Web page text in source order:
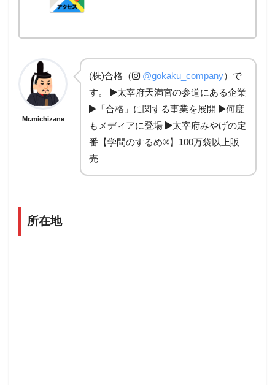
Mr.michizane
(株)合格（ @gokaku_company）で
す。
太宰府天満宮の参道にある企業
「合格」に関する事業を展開
何度
もメディアに登場
太宰府みやげの定
番【学問のするめ®】100万袋以上販
売
所在地